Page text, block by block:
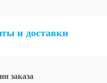
и доставки
заказа